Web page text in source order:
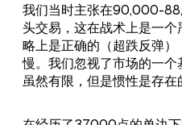
我们当时主张在90,000-
头交易，这在战术上是一
略上是正确的（超跌反弹
慢。我们忽视了市场的一
虽然有限，但是惯性是存在